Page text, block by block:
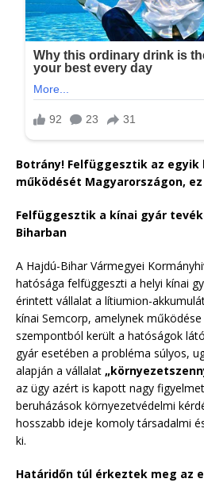
Botrány! Felfüggesztik az
működését Magyarországon,
Felfüggesztik a kínai gyár
Biharban
A Hajdú-Bihar Vármegyei
hatósága felfüggeszti a helyi kínai
érintett vállalat a lítiumion-
kínai Semcorp, amelynek
szempontból került a hatóságok
gyár esetében a probléma súlyos,
alapján a vállalat
az ügy azért is kapott nagy
beruházások környezetvédelmi
hosszabb ideje komoly társadalmi
ki.
Határidőn túl érkeztek meg az